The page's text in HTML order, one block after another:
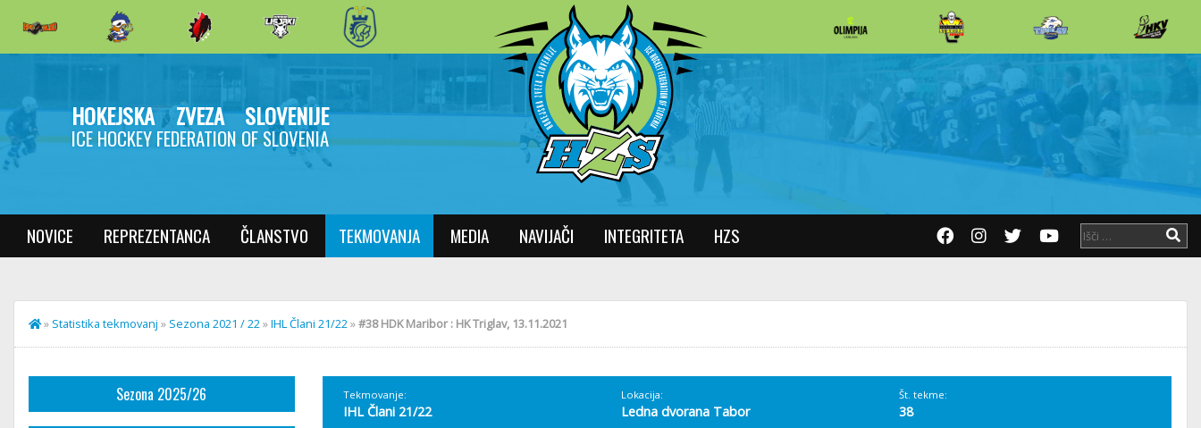
HOKEJSKA ZVEZA SLOVENIJE
ICE HOCKEY FEDERATION OF SLOVENIA
NOVICE REPREZENTANCA ČLANSTVO TEKMOVANJA MEDIA NAVIJAČI INTEGRITETA HZS
» Statistika tekmovanj » Sezona 2021 / 22»IHL Člani 21/22»#38 HDK Maribor : HK Triglav, 13.11.2021
Sezona 2025/26 Tekmovanje:
IHL Člani 21/22
Lokacija:
Ledna dvorana Tabor
Št. tekme:
38